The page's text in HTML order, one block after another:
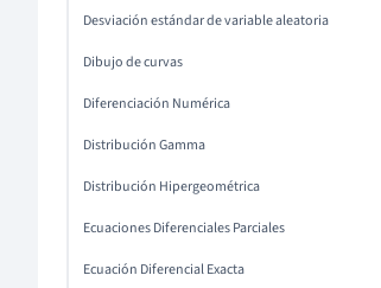
Desviación estándar de variable aleatoria
Dibujo de curvas
Diferenciación Numérica
Distribución Gamma
Distribución Hipergeométrica
Ecuaciones Diferenciales Parciales
Ecuación Diferencial Exacta